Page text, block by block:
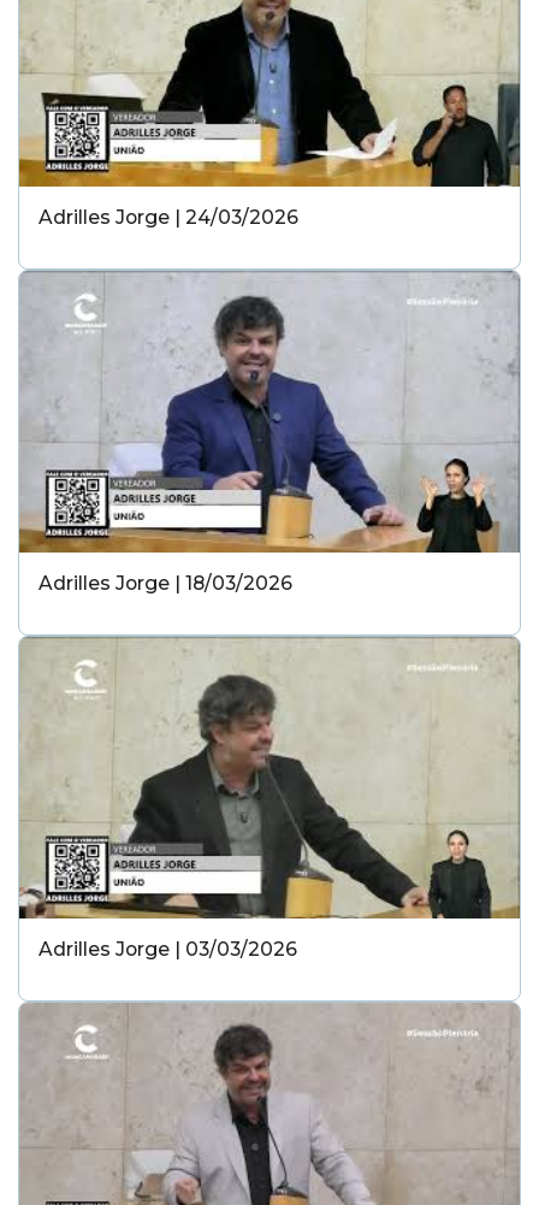
Adrilles Jorge | 24/03/2026
Adrilles Jorge | 18/03/2026
Adrilles Jorge | 03/03/2026